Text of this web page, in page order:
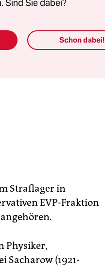
Straflager in
EVP-Fraktion
Physiker,
(1921-
Sind Sie dabei?
Schon dabei!